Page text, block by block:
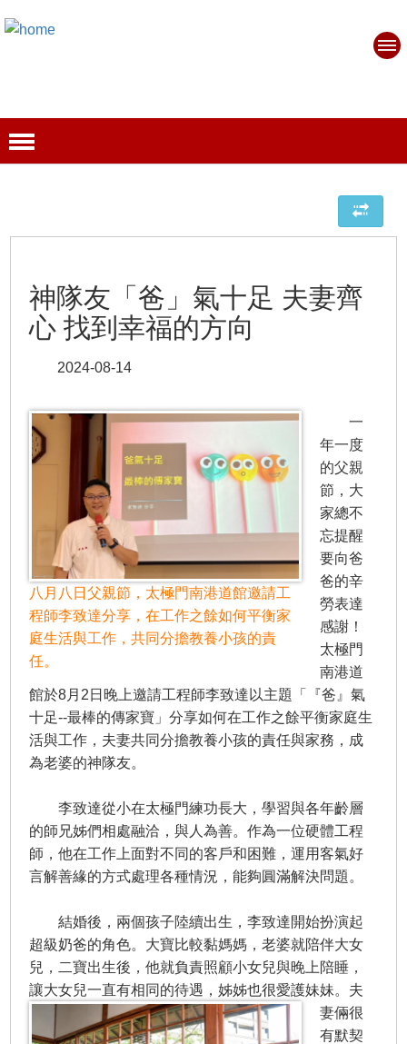
神隊友「爸」氣十足 夫妻齊
心 找到幸福的方向
2024-08-14
八月八日父親節，太極門南港道館邀請工
程師李致達分享，在工作之餘如何平衡家
庭生活與工作，共同分擔教養小孩的責
任。
一
年一度
的父親
節，大
家總不
忘提醒
要向爸
爸的辛
勞表達
感謝！
太極門
南港道
館於8月2日晚上邀請工程師李致達以主題「『爸』氣
十足--最棒的傳家寶」分享如何在工作之餘平衡家庭生
活與工作，夫妻共同分擔教養小孩的責任與家務，成
為老婆的神隊友。
李致達從小在太極門練功長大，學習與各年齡層
的師兄姊們相處融洽，與人為善。作為一位硬體工程
師，他在工作上面對不同的客戶和困難，運用客氣好
言解善緣的方式處理各種情況，能夠圓滿解決問題。
結婚後，兩個孩子陸續出生，李致達開始扮演起
超級奶爸的角色。大寶比較黏媽媽，老婆就陪伴大女
兒，二寶出生後，他就負責照顧小女兒與晚上陪睡，
讓大女兒一直有相同的待遇，姊姊也很愛護妹妹。夫
妻倆很
有默契